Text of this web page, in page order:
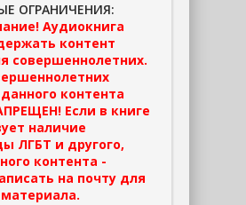
ОГРАНИЧЕНИЯ:
Аудиокнига
контент
совершеннолетних.
контента
Если в книге
наличие
ЛГБТ и другого,
контента -
на почту для